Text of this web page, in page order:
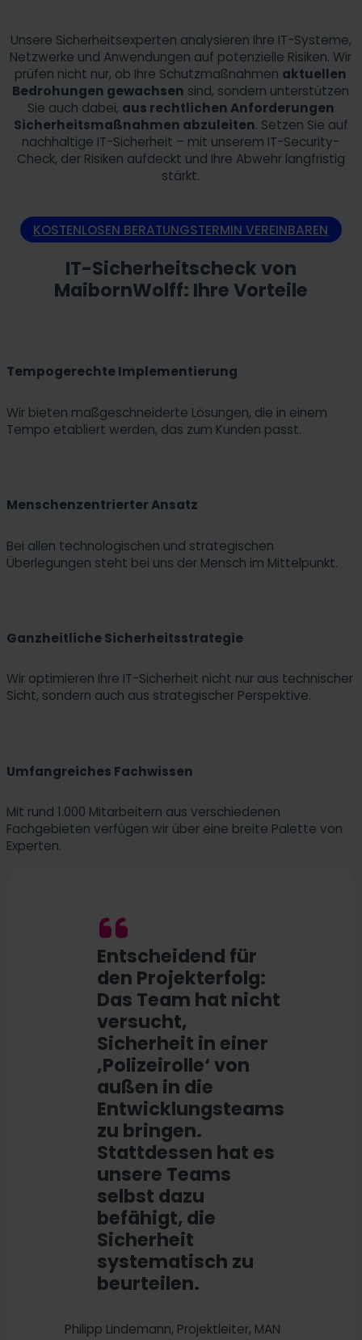
Unsere Sicherheitsexperten analysieren Ihre IT-Systeme,
Netzwerke und Anwendungen auf potenzielle Risiken. Wir
prüfen nicht nur, ob Ihre Schutzmaßnahmen aktuellen
Bedrohungen gewachsen sind, sondern unterstützen
Sie auch dabei, aus rechtlichen Anforderungen
Sicherheitsmaßnahmen abzuleiten. Setzen Sie auf
nachhaltige IT-Sicherheit – mit unserem IT-Security-
Check, der Risiken aufdeckt und Ihre Abwehr langfristig
stärkt.
KOSTENLOSEN BERATUNGSTERMIN VEREINBAREN
IT-Sicherheitscheck von
MaibornWolff: Ihre Vorteile
Tempogerechte Implementierung
Wir bieten maßgeschneiderte Lösungen, die in einem
Tempo etabliert werden, das zum Kunden passt.
Menschenzentrierter Ansatz
Bei allen technologischen und strategischen
Überlegungen steht bei uns der Mensch im Mittelpunkt.
Ganzheitliche Sicherheitsstrategie
Wir optimieren Ihre IT-Sicherheit nicht nur aus technischer
Sicht, sondern auch aus strategischer Perspektive.
Umfangreiches Fachwissen
Mit rund 1.000 Mitarbeitern aus verschiedenen
Fachgebieten verfügen wir über eine breite Palette von
Experten.
Entscheidend für
den Projekterfolg:
Das Team hat nicht
versucht,
Sicherheit in einer
‚Polizeirolle‘ von
außen in die
Entwicklungsteams
zu bringen.
Stattdessen hat es
unsere Teams
selbst dazu
befähigt, die
Sicherheit
systematisch zu
beurteilen.
Philipp Lindemann, Projektleiter, MAN